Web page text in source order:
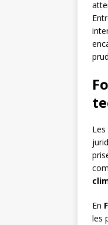
En
les